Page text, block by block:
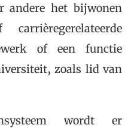
andere het bijwonen
of een functie
zoals lid van
wordt er